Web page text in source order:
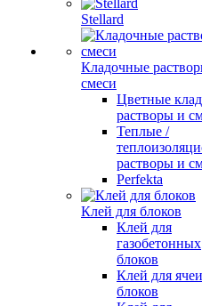
Stellard
Кладочные
смеси
Цветные
растворы и
Теплые /
растворы и
Perfekta
Клей для блоков
Клей для
газобетонных
блоков
Клей для
блоков